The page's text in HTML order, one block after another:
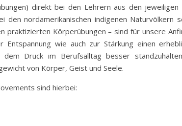
direkt bei den Lehrern aus den jeweiligen
nordamerikanischen indigenen Naturvölkern
praktizierten Körperübungen – sind für unsere
wie auch zur Stärkung einen
Druck im Berufsalltag besser
von Körper, Geist und Seele.
sind hierbei: